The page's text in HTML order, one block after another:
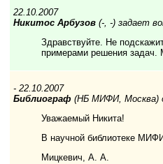
22.10.2007
Никитос Арбузов (-, -) задает
Здравствуйте. Не
примерами решения задач.
- 22.10.2007
Библиограф (НБ МИФИ, Москва)
Уважаемый Никита!
В научной библиотеке
Мицкевич, А. А.